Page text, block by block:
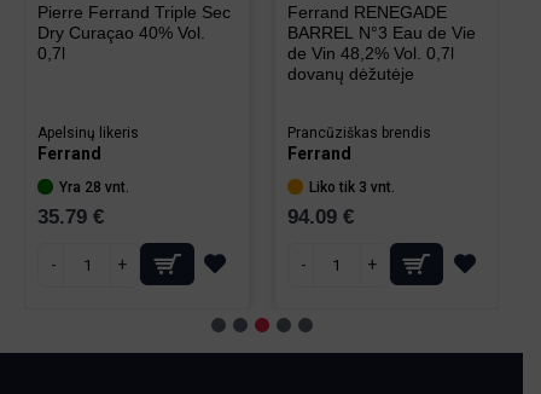
Pierre Ferrand Triple Sec
Dry Curaçao 40% Vol.
0,7l
Apelsinų likeris
Ferrand
Yra 28 vnt.
35.79 €
- +
Ferrand RENEGADE
BARREL N°3 Eau de Vie
de Vin 48,2% Vol. 0,7l
dovanų dėžutėje
Prancūziškas brendis
Ferrand
Liko tik 3 vnt.
94.09 €
- +